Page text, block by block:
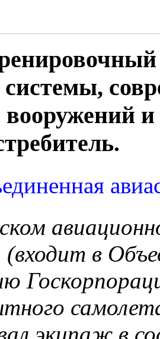
системы,
(входит в
экипаж в